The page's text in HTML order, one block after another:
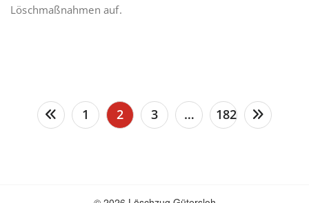
Löschmaßnahmen auf.
Seitennummerierung
1 2 3 … 182